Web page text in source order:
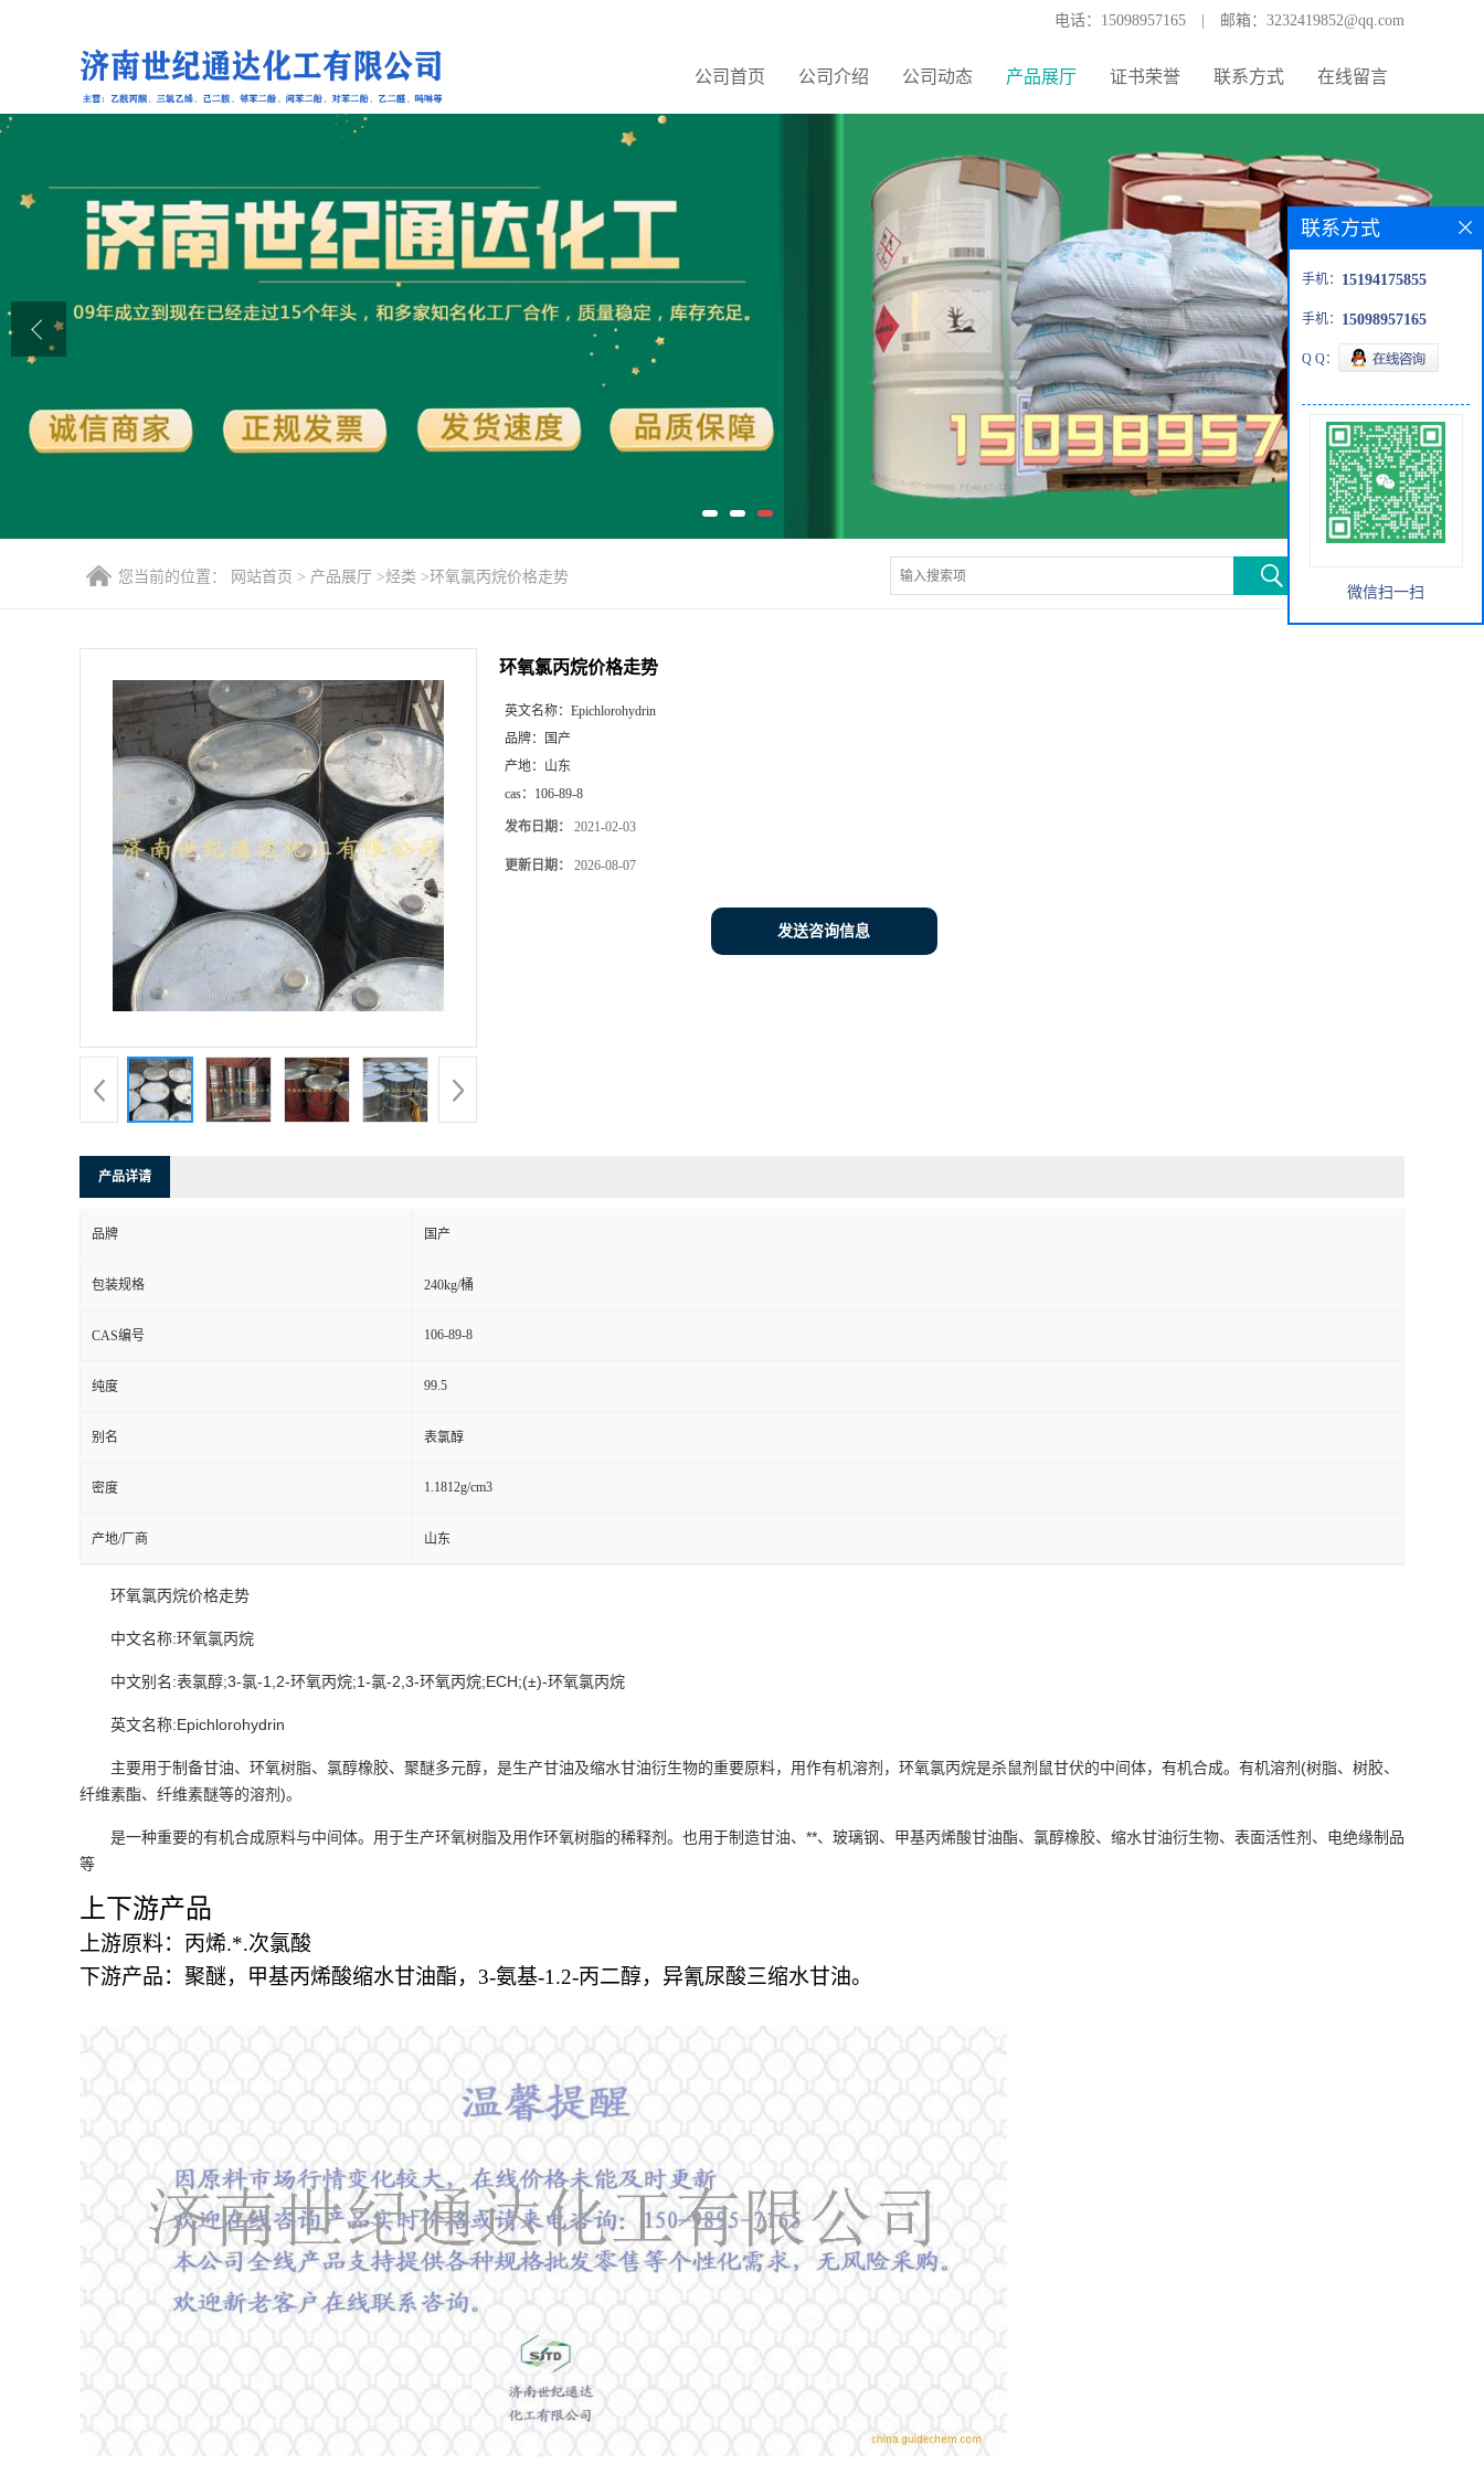
电话： 15098957165 邮箱： 3232419852@qq.com
公司首页 公司介绍 公司动态 产品展厅 证书荣誉 联系方式 在线留言
公司首页
产品展厅
联系方式
您当前的位置： 网站首页 > 产品展厅 >烃类 >环氧氯丙烷价格走势
环氧氯丙烷价格走势
英文名称： Epichlorohydrin
品牌：
国产
产地： 山东
cas： 106-89-8
发布日期： 2021-02-03
更新日期： 2026-08-07
发送咨询信息
产品详请
品牌 国产
包装规格 240kg/桶
CAS编号 106-89-8
纯度 99.5
别名 表氯醇
密度 1.1812g/cm3
产地/厂商 山东
环氧氯丙烷价格走势
中文名称:环氧氯丙烷
中文别名:表氯醇;3-氯-1,2-环氧丙烷;1-氯-2,3-环氧丙烷;ECH;(±)-环氧氯丙烷
英文名称:Epichlorohydrin
主要用于制备甘油、环氧树脂、氯醇橡胶、聚醚多元醇，是生产甘油及缩水甘油衍生物的重要原料，用作有机溶剂，环氧氯丙烷是杀鼠剂鼠甘伏的中间体，有机合成。有机溶剂(树脂、树胶、
纤维素酯、纤维素醚等的溶剂)。
是一种重要的有机合成原料与中间体。用于生产环氧树脂及用作环氧树脂的稀释剂。也用于制造甘油、**、玻璃钢、甲基丙烯酸甘油酯、氯醇橡胶、缩水甘油衍生物、表面活性剂、电绝缘制品
等
上下游产品
上游原料：丙烯.*.次氯酸
下游产品：聚醚，甲基丙烯酸缩水甘油酯， 3-氨基-1.2-丙二醇，异氰尿酸三缩水甘油。
联系方式
手机： 15194175855
手机： 15098957165
Q Q：
微信扫一扫